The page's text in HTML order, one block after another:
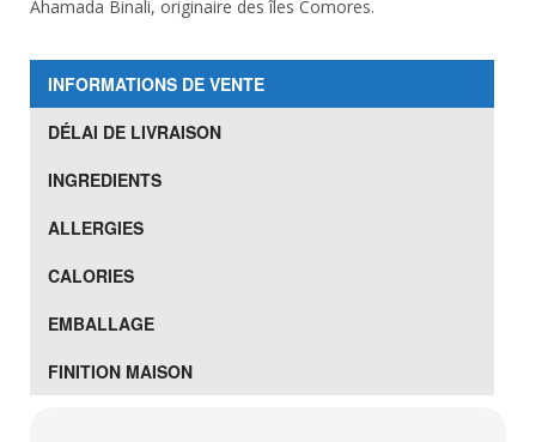
Ahamada Binali, originaire des îles Comores.
INFORMATIONS DE VENTE
DÉLAI DE LIVRAISON
INGREDIENTS
ALLERGIES
CALORIES
EMBALLAGE
FINITION MAISON